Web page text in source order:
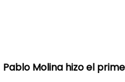
Pablo Molina hizo el